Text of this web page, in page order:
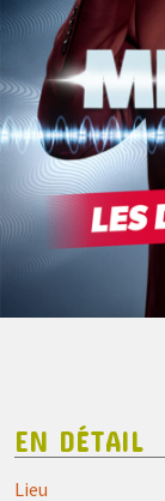
EN DÉTAIL
Lieu